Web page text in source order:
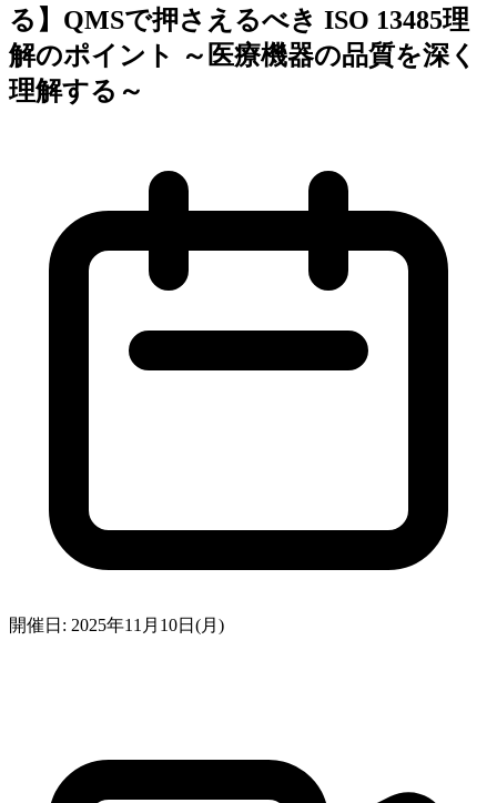
る】QMSで押さえるべき ISO 13485理
解のポイント ～医療機器の品質を深く
理解する～
開催日: 2025年11月10日(月)